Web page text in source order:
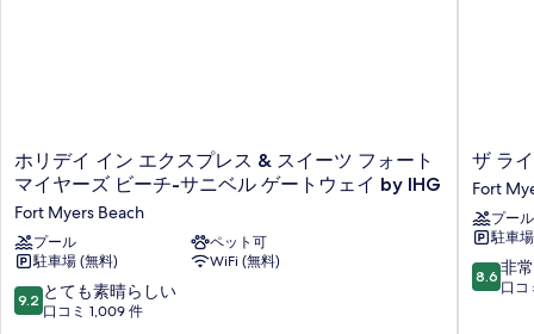
ホ
リ
イ
イ
ン
エ
ク
ホリデイ イン エクスプレス & スイーツ フォート
マイヤーズ ビーチ-サニベル ゲートウェイ by IHG
Fort Myers Beach
プール
ペット可
駐車場 (無料)
WiFi (無料)
10
段
9.2 とても素晴らしい
口コミ 1,009 件
ザ
ラ
イ
ト
ハ
ウ
ス
ザ ラ
Fort
プール
駐車
10
段
8.6 非
口コ